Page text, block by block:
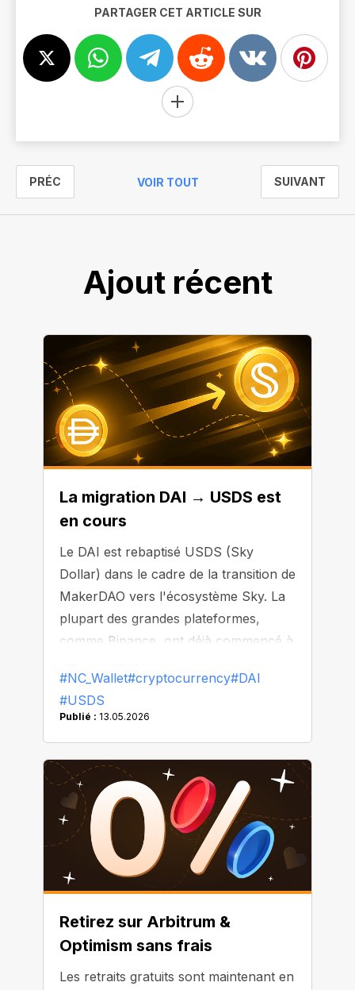
PARTAGER CET ARTICLE SUR
PRÉC VOIR TOUT SUIVANT
Ajout récent
La migration DAI → USDS est
en cours
Le DAI est rebaptisé USDS (Sky
Dollar) dans le cadre de la transition de
MakerDAO vers l'écosystème Sky. La
plupart des grandes plateformes,
comme Binance, ont déjà commencé à
liste.
#NC_Wallet#cryptocurrency#DAI
#USDS
Publié : 13.05.2026
Retirez sur Arbitrum &
Optimism sans frais
Les retraits gratuits sont maintenant en